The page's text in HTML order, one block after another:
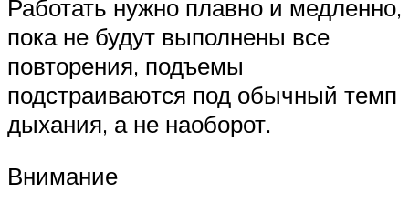
Работать нужно плавно и медленно,
пока не будут выполнены все
повторения, подъемы
подстраиваются под обычный темп
дыхания, а не наоборот.
Внимание